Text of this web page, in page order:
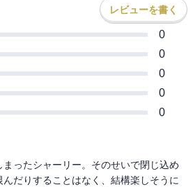
レビューを書く
0
0
0
0
0
ったシャーリー。そのせいで閉じ込め
だりすることはなく、結構楽しそうに